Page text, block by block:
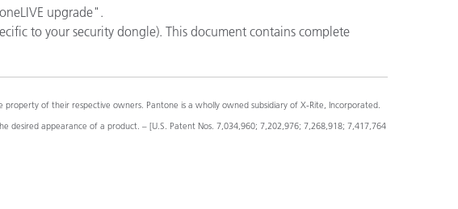
Measurement
upgrade".
to your security dongle). This document contains complete
of their respective owners. Pantone is a wholly owned subsidiary of X-Rite, Incorporated.
desired appearance of a product. – [U.S. Patent Nos. 7,034,960; 7,202,976; 7,268,918; 7,417,764